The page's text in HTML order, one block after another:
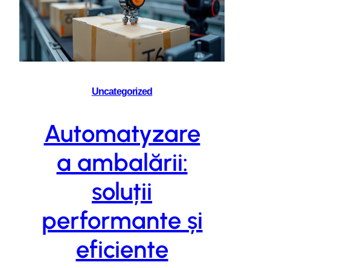
Uncategorized
Automatyzare
a ambalării:
soluții
performante și
eficiente